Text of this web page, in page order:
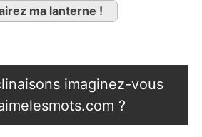
ma lanterne !
imaginez-vous
?